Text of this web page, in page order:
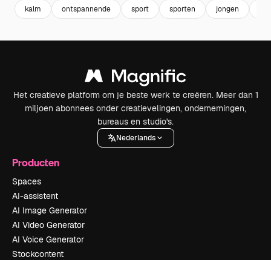
kalm ontspannende sport sporten jongen
Het creatieve platform om je beste werk te creëren. Meer dan 1
miljoen abonnees onder creatievelingen, ondernemingen,
bureaus en studio's.
Nederlands
Producten
Spaces
AI-assistent
AI Image Generator
AI Video Generator
AI Voice Generator
Stockcontent